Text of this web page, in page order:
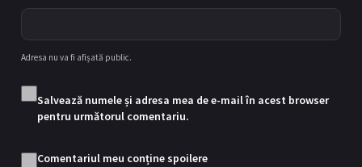
Adresa nu va fi afișată public.
Salvează numele și adresa mea de e-mail în acest browser
pentru următorul comentariu.
Comentariul meu conține spoilere